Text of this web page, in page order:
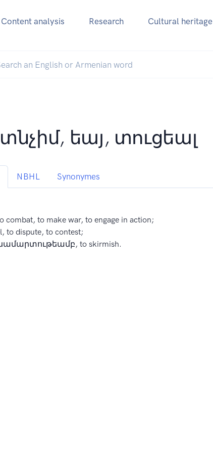
Content analysis Research Cultural heritage
եայ, տուցեալ
NBHL Synonymes
combat, to make war, to engage in action;
to dispute, to contest;
to skirmish.